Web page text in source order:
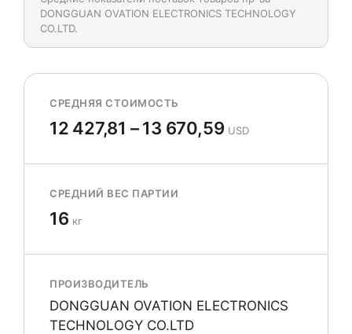
DONGGUAN OVATION ELECTRONICS TECHNOLOGY
CO.LTD.
СРЕДНЯЯ СТОИМОСТЬ
12 427,81 – 13 670,59 USD
СРЕДНИЙ ВЕС ПАРТИИ
16 кг
ПРОИЗВОДИТЕЛЬ
DONGGUAN OVATION ELECTRONICS
TECHNOLOGY CO.LTD